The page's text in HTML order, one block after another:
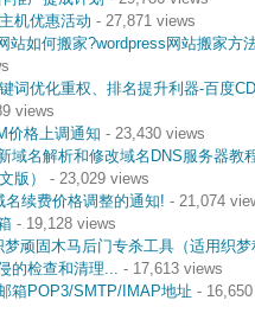
机优惠活动 - 27,871 views
站如何搬家?wordpress网站搬家方
词优化重权、排名提升利器-百度
views
价格上调通知 - 23,430 views
域名解析和修改域名DNS服务器教
版）
- 23,029 views
名续费价格调整的通知! - 21,074
- 19,128 views
梦顽固木马后门专杀工具（适用织梦
的检查和清理... - 17,613 views
箱POP3/SMTP/IMAP地址 - 16,650